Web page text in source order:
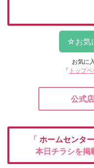
お気に
「 トップ
公式
「 ホームセンタ
本日チラシを掲